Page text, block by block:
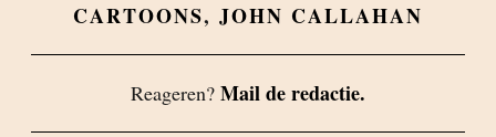
CARTOONS, JOHN CALLAHAN
Reageren? Mail de redactie.